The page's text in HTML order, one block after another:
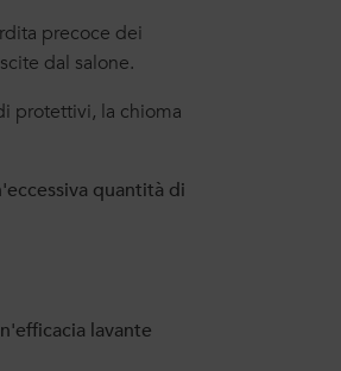
precoce dei
dal salone.
protettivi, la chioma
quantità di
lavante